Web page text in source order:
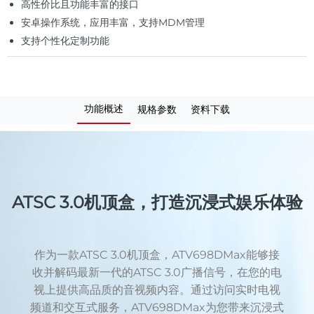
高性价比且功能丰富的接口
安卓操作系统，应用丰富，支持MDM管理
支持个性化定制功能
功能概述 规格参数 资料下载
ATSC 3.0机顶盒，打造沉浸式娱乐体验
作为一款ATSC 3.0机顶盒，ATV698DMax能够接
收并解码最新一代的ATSC 3.0广播信号，在您的电
视上提供高品质的音视频内容。通过访问实时电视
频道和交互式服务，ATV698DMax为您带来沉浸式